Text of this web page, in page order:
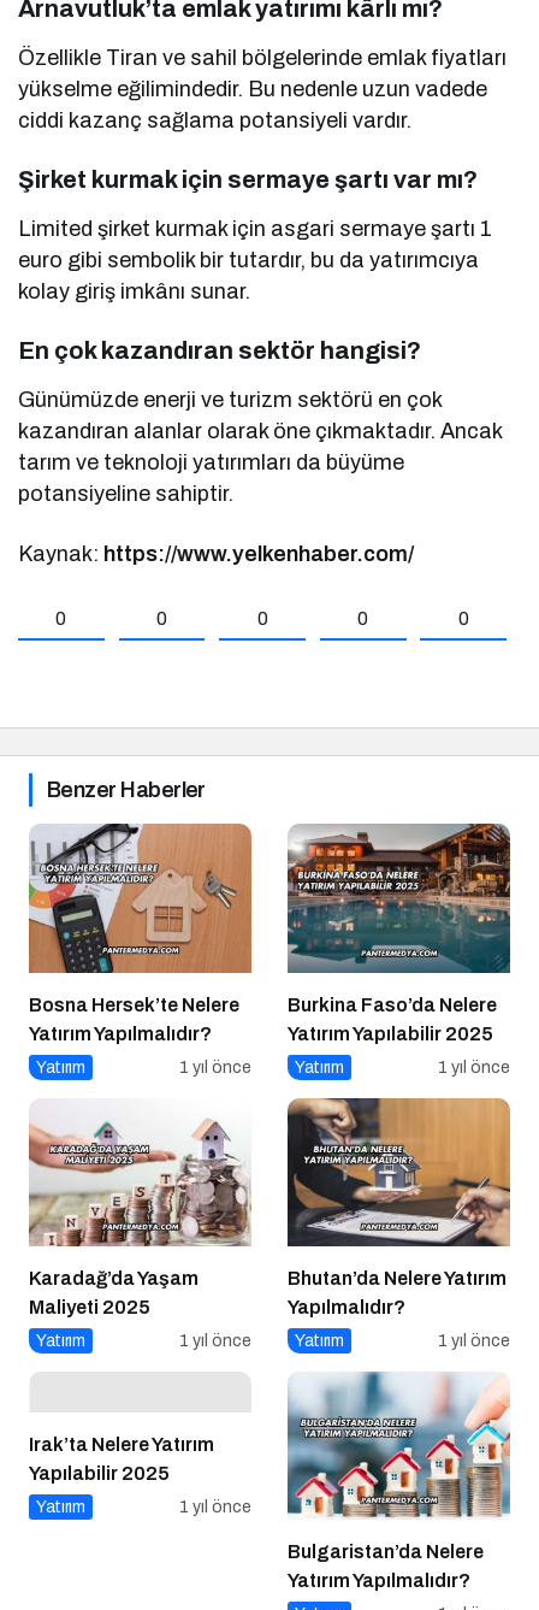
Arnavutluk’ta emlak yatırımı kârlı mı?
Özellikle Tiran ve sahil bölgelerinde emlak fiyatları
yükselme eğilimindedir. Bu nedenle uzun vadede
ciddi kazanç sağlama potansiyeli vardır.
Şirket kurmak için sermaye şartı var mı?
Limited şirket kurmak için asgari sermaye şartı 1
euro gibi sembolik bir tutardır, bu da yatırımcıya
kolay giriş imkânı sunar.
En çok kazandıran sektör hangisi?
Günümüzde enerji ve turizm sektörü en çok
kazandıran alanlar olarak öne çıkmaktadır. Ancak
tarım ve teknoloji yatırımları da büyüme
potansiyeline sahiptir.
Kaynak: https://www.yelkenhaber.com/
0 0 0 0 0
Benzer Haberler
Bosna Hersek’te Nelere
Yatırım Yapılmalıdır?
Yatırım 1 yıl önce
Burkina Faso’da Nelere
Yatırım Yapılabilir 2025
Yatırım 1 yıl önce
Karadağ’da Yaşam
Maliyeti 2025
Yatırım 1 yıl önce
Bhutan’da Nelere Yatırım
Yapılmalıdır?
Yatırım 1 yıl önce
Irak’ta Nelere Yatırım
Yapılabilir 2025
Yatırım 1 yıl önce
Bulgaristan’da Nelere
Yatırım Yapılmalıdır?